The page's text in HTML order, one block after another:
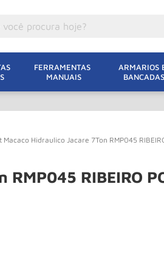
FERRAMENTAS
MANUAIS
ARMARIOS
BANCADAS
Macaco Hidraulico Jacare 7Ton RMP045
RIBEIRO
Eletrica